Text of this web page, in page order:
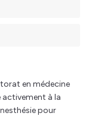
en médecine
activement à la
pour